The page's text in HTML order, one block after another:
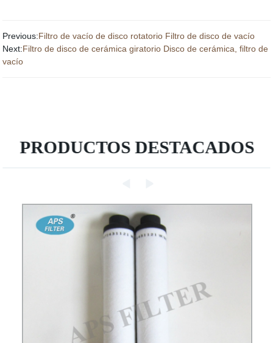
Previous:Filtro de vacío de disco rotatorio Filtro de disco de vacío
Next:Filtro de disco de cerámica giratorio Disco de cerámica, filtro de
vacío
PRODUCTOS DESTACADOS